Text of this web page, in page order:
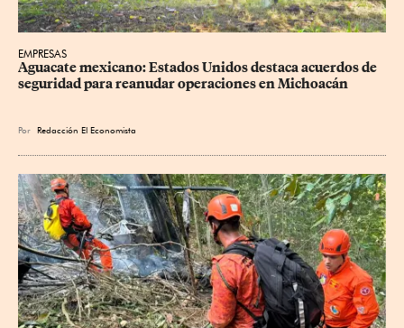
EMPRESAS
Aguacate mexicano: Estados Unidos destaca acuerdos de
seguridad para reanudar operaciones en Michoacán
Por Redacción El Economista